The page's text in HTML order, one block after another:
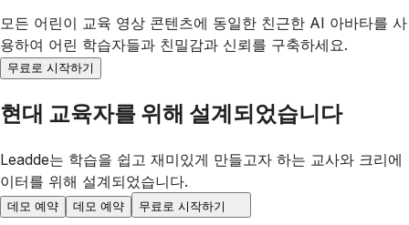
모든 어린이 교육 영상 콘텐츠에 동일한 친근한 AI 아바타를 사
용하여 어린 학습자들과 친밀감과 신뢰를 구축하세요.
무료로 시작하기
현대 교육자를 위해 설계되었습니다
Leadde는 학습을 쉽고 재미있게 만들고자 하는 교사와 크리에
이터를 위해 설계되었습니다.
데모 예약 데모 예약 무료로 시작하기